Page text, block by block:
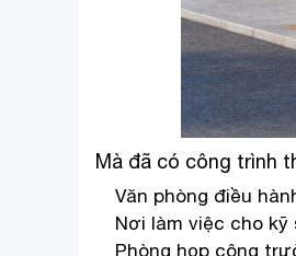
Mà đã có công trình
Văn phòng điều
Nơi làm việc cho kỹ
Phòng họp công